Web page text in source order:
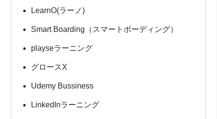
LearnO(ラーノ)
Smart Boarding（スマートボーディング）
playseラーニング
グロースX
Udemy Bussiness
LinkedInラーニング